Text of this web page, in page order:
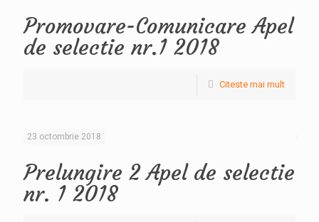
Promovare-Comunicare Apel
de selectie nr.1 2018
Citeste mai mult
23 octombrie 2018
Prelungire 2 Apel de selectie
nr. 1 2018